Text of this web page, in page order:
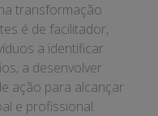
transformação
é de facilitador,
a identificar
a desenvolver
ação para alcançar
e profissional.